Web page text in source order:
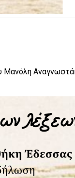
Μανόλη